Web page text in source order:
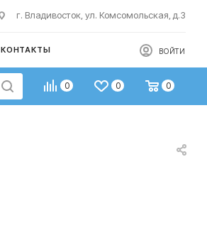
г. Владивосток, ул. Комсомольская, д.3
КОНТАКТЫ ВОЙТИ
0 0 0